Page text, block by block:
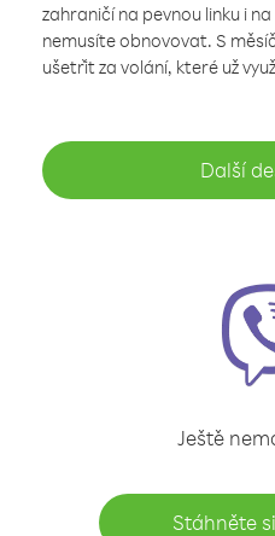
zahraničí na pevnou linku i
nemusíte obnovovat. S
ušetřit za volání, které už
Další
Ještě
Stáhněte